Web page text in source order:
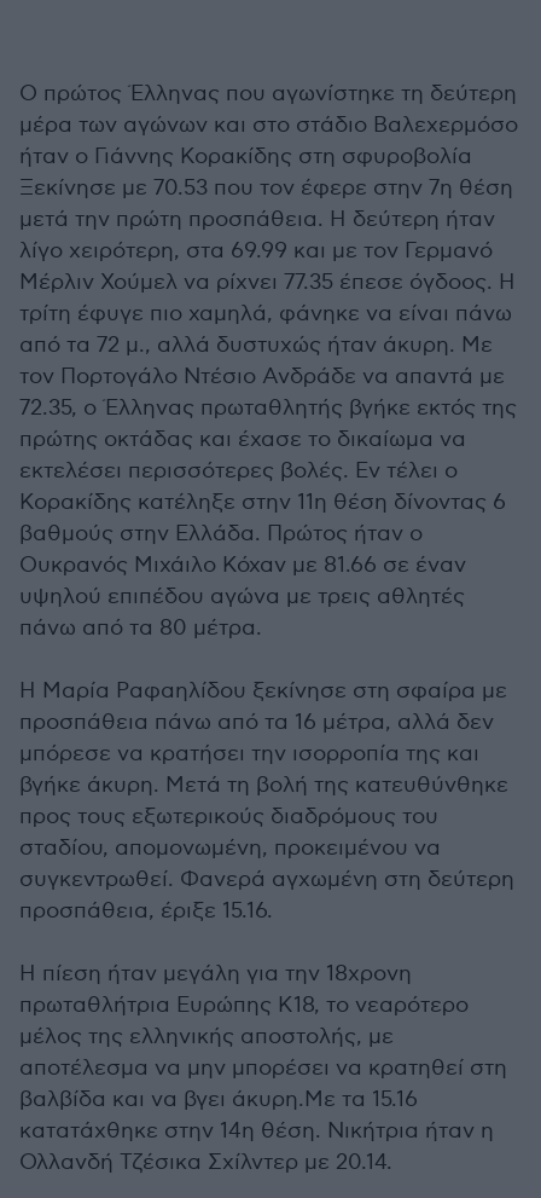
Ο πρώτος Έλληνας που αγωνίστηκε τη δεύτερη
μέρα των αγώνων και στο στάδιο Βαλεχερμόσο
ήταν ο Γιάννης Κορακίδης στη σφυροβολία
Ξεκίνησε με 70.53 που τον έφερε στην 7η θέση
μετά την πρώτη προσπάθεια. Η δεύτερη ήταν
λίγο χειρότερη, στα 69.99 και με τον Γερμανό
Μέρλιν Χούμελ να ρίχνει 77.35 έπεσε όγδοος. Η
τρίτη έφυγε πιο χαμηλά, φάνηκε να είναι πάνω
από τα 72 μ., αλλά δυστυχώς ήταν άκυρη. Με
τον Πορτογάλο Ντέσιο Ανδράδε να απαντά με
72.35, ο Έλληνας πρωταθλητής βγήκε εκτός της
πρώτης οκτάδας και έχασε το δικαίωμα να
εκτελέσει περισσότερες βολές. Εν τέλει ο
Κορακίδης κατέληξε στην 11η θέση δίνοντας 6
βαθμούς στην Ελλάδα. Πρώτος ήταν ο
Ουκρανός Μιχάιλο Κόχαν με 81.66 σε έναν
υψηλού επιπέδου αγώνα με τρεις αθλητές
πάνω από τα 80 μέτρα.
Η Μαρία Ραφαηλίδου ξεκίνησε στη σφαίρα με
προσπάθεια πάνω από τα 16 μέτρα, αλλά δεν
μπόρεσε να κρατήσει την ισορροπία της και
βγήκε άκυρη. Μετά τη βολή της κατευθύνθηκε
προς τους εξωτερικούς διαδρόμους του
σταδίου, απομονωμένη, προκειμένου να
συγκεντρωθεί. Φανερά αγχωμένη στη δεύτερη
προσπάθεια, έριξε 15.16.
Η πίεση ήταν μεγάλη για την 18χρονη
πρωταθλήτρια Ευρώπης Κ18, το νεαρότερο
μέλος της ελληνικής αποστολής, με
αποτέλεσμα να μην μπορέσει να κρατηθεί στη
βαλβίδα και να βγει άκυρη.Με τα 15.16
κατατάχθηκε στην 14η θέση. Νικήτρια ήταν η
Ολλανδή Τζέσικα Σχίλντερ με 20.14.